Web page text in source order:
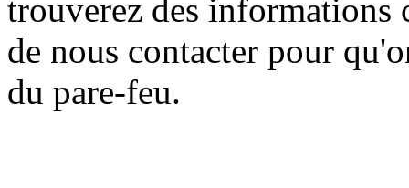
trouverez des informations
de nous contacter pour
du pare-feu.